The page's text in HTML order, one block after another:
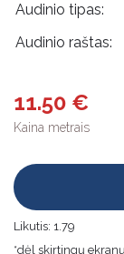
Audinio tipas:
Audinio raštas:
11.50 €
Kaina metrais
Likutis: 1.79
*dėl skirtingų